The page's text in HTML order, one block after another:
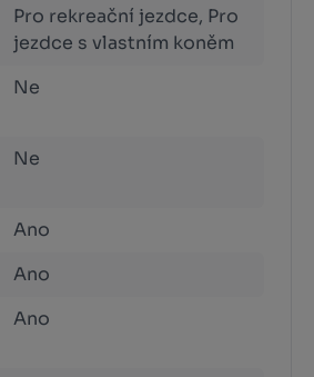
Pro rekreační jezdce, Pro
jezdce s vlastním koněm
Ne
Ne
Ano
Ano
Ano